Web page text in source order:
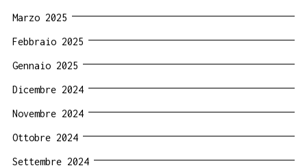
Marzo 2025
Febbraio 2025
Gennaio 2025
Dicembre 2024
Novembre 2024
Ottobre 2024
Settembre 2024